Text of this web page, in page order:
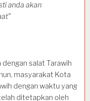
anda akan
salat Tarawih
masyarakat Kota
dengan waktu yang
ditetapkan oleh